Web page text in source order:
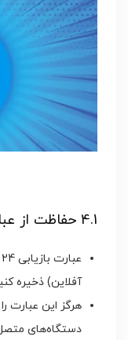
4.1 حفاظت از عبارت بازیابی
آفلاین) ذخیره
هرگز این عبارت
دستگاه‌های متصل